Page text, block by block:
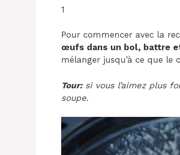
1
Pour commencer avec la
œufs dans un bol, battre
mélanger jusqu’à ce que le
Tour:si vous l’aimez plus
soupe.